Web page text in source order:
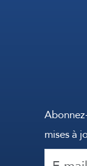
mises à